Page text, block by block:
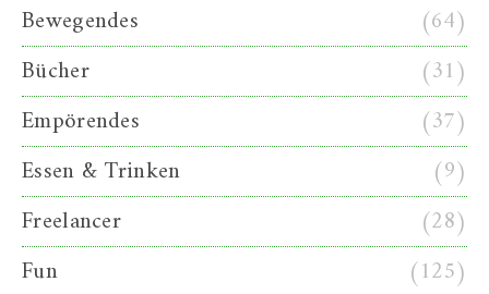
Bewegendes
(64)
Bücher
(31)
Empörendes
(37)
Essen & Trinken
(9)
Freelancer
(28)
Fun
(125)